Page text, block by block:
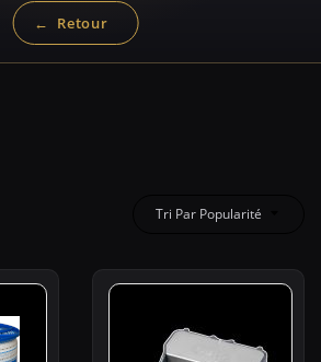
Tri Par Popularité